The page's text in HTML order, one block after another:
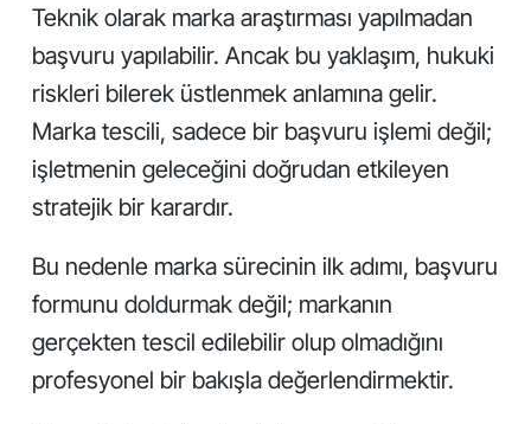
Teknik olarak marka araştırması yapılmadan
başvuru yapılabilir. Ancak bu yaklaşım, hukuki
riskleri bilerek üstlenmek anlamına gelir.
Marka tescili, sadece bir başvuru işlemi değil;
işletmenin geleceğini doğrudan etkileyen
stratejik bir karardır.
Bu nedenle marka sürecinin ilk adımı, başvuru
formunu doldurmak değil; markanın
gerçekten tescil edilebilir olup olmadığını
profesyonel bir bakışla değerlendirmektir.